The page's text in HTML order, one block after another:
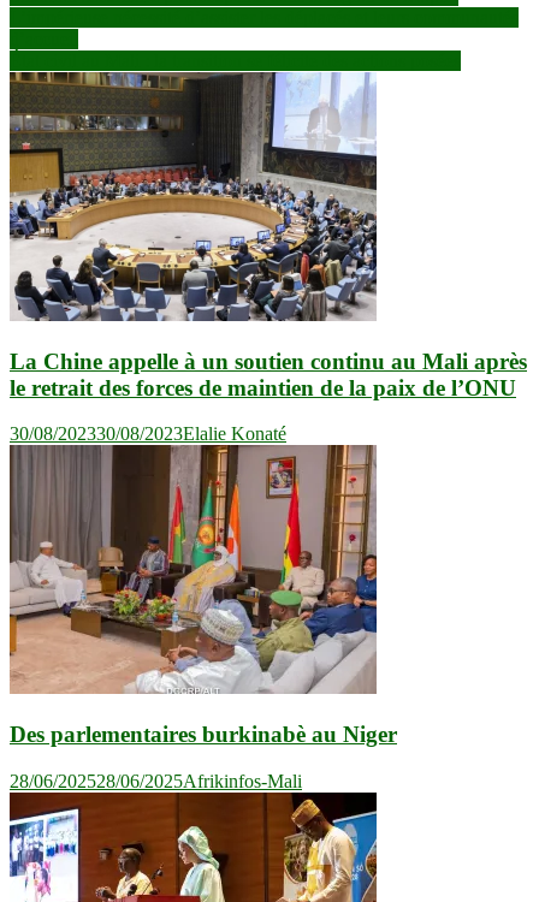
de
l’article
La Chine appelle à un soutien continu au Mali après
le retrait des forces de maintien de la paix de l’ONU
30/08/202330/08/2023Elalie Konaté
Des parlementaires burkinabè au Niger
28/06/202528/06/2025Afrikinfos-Mali